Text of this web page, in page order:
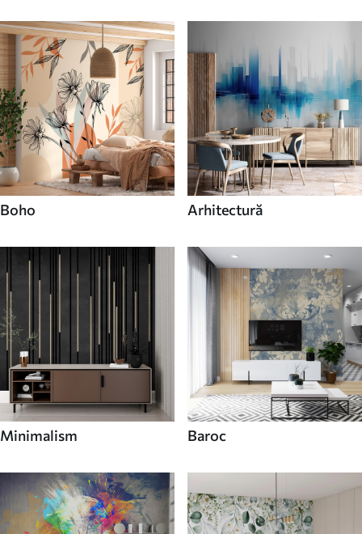
Boho Arhitectură
Minimalism Baroc